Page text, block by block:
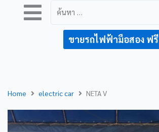
ค้นหา
ขายรถไฟฟ้ามือสอง ฟรี
Home electric car NETA V